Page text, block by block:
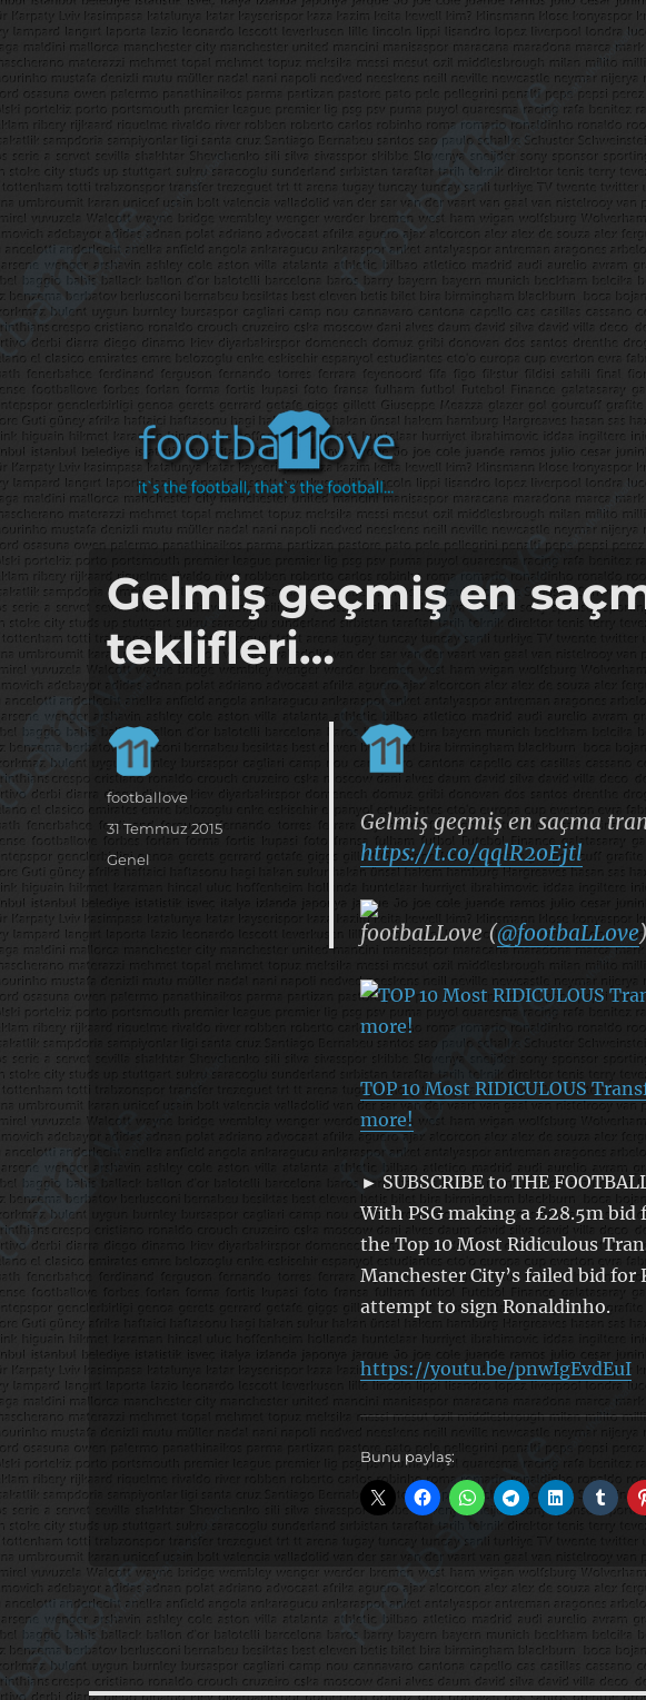
footbaLLove
it's the football, that's the football…
Gelmiş geçmiş en
teklifleri…
Gelmiş geçmiş en saçma
https://t.co/qqlR2oEjtl
footbaLLove (@footbaLLove)
TOP 10 Most RIDICULOUS
more!
► SUBSCRIBE to THE
With PSG making a £28.5m bid
the Top 10 Most Ridiculous
Manchester City’s failed bid for
attempt to sign Ronaldinho.
https://youtu.be/pnwIgEvdEuI
Bunu paylaş:
Yazar
footballove
Yayın
tarihi
31 Temmuz 2015
Kategoriler
Genel